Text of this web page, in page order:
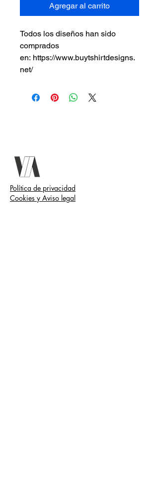
Agregar al carrito
Todos los diseños han sido
comprados
en: https://www.buytshirtdesigns.
net/
Política de privacidad
Cookies y Aviso legal